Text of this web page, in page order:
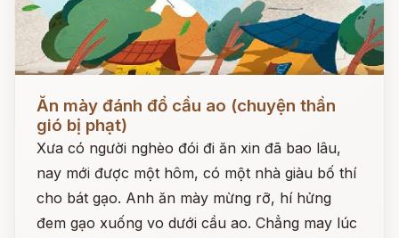
Đọc ngay
Ăn mày đánh đổ cầu ao (chuyện thần
gió bị phạt)
Xưa có người nghèo đói đi ăn xin đã bao lâu,
nay mới được một hôm, có một nhà giàu bố thí
cho bát gạo. Anh ăn mày mừng rỡ, hí hửng
đem gạo xuống vo dưới cầu ao. Chẳng may lúc